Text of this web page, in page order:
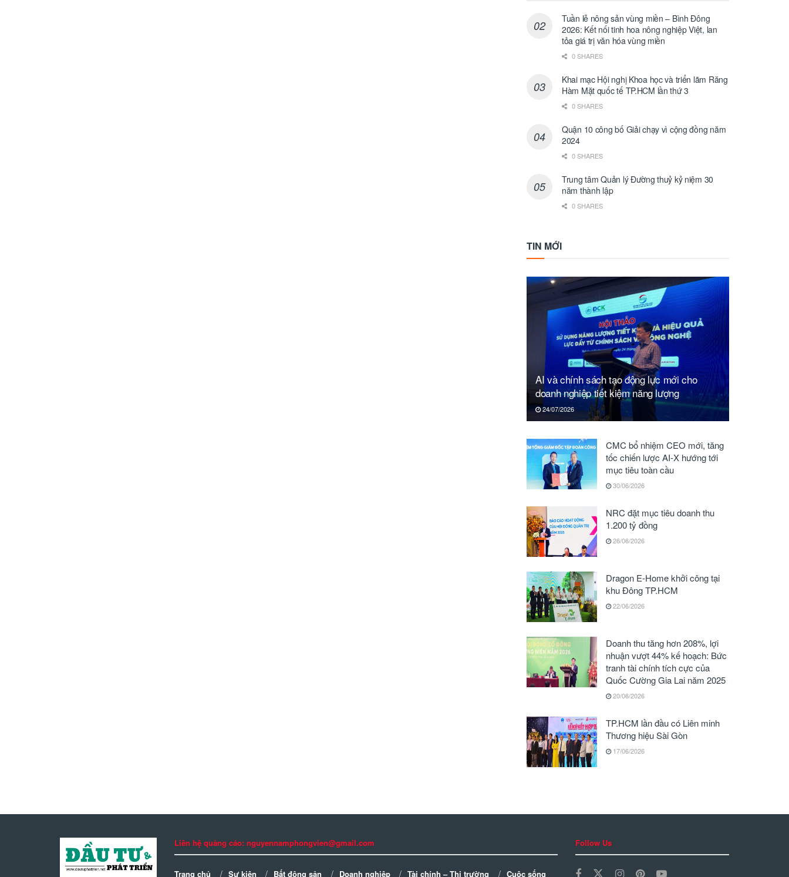
Tuần lễ nông sản vùng miền – Bình Đông
2026: Kết nối tinh hoa nông nghiệp Việt, lan
tỏa giá trị văn hóa vùng miền
0 SHARES
Khai mạc Hội nghị Khoa học và triển lãm Răng
Hàm Mặt quốc tế TP.HCM lần thứ 3
0 SHARES
Quận 10 công bố Giải chạy vì cộng đồng năm
2024
0 SHARES
Trung tâm Quản lý Đường thuỷ kỷ niệm 30
năm thành lập
0 SHARES
TIN MỚI
AI và chính sách tạo động lực mới cho
doanh nghiệp tiết kiệm năng lượng
24/07/2026
CMC bổ nhiệm CEO mới, tăng
tốc chiến lược AI-X hướng tới
mục tiêu toàn cầu
30/06/2026
NRC đặt mục tiêu doanh thu
1.200 tỷ đồng
26/06/2026
Dragon E-Home khởi công tại
khu Đông TP.HCM
22/06/2026
Doanh thu tăng hơn 208%, lợi
nhuận vượt 44% kế hoạch: Bức
tranh tài chính tích cực của
Quốc Cường Gia Lai năm 2025
20/06/2026
TP.HCM lần đầu có Liên minh
Thương hiệu Sài Gòn
17/06/2026
Liên hệ quảng cáo: nguyennamphongvien@gmail.com
Trang chủ Sự kiện Bất động sản Doanh nghiệp Tài chính – Thị trường Cuộc sống
Follow Us